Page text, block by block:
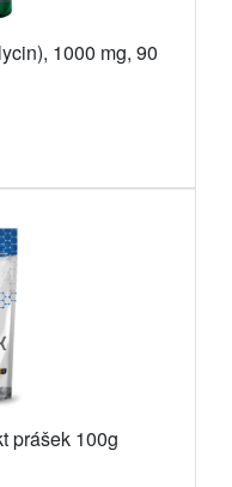
1000 mg, 90
prášek 100g